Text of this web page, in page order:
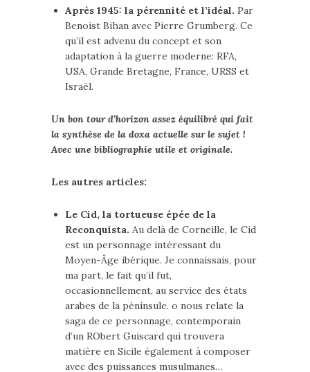
Après 1945: la pérennité et l’idéal. Par
Benoist Bihan avec Pierre Grumberg. Ce
qu’il est advenu du concept et son
adaptation à la guerre moderne: RFA,
USA, Grande Bretagne, France, URSS et
Israël.
Un bon tour d’horizon assez équilibré qui fait
la synthèse de la doxa actuelle sur le sujet !
Avec une bibliographie utile et originale.
Les autres articles:
Le Cid, la tortueuse épée de la
Reconquista. Au delà de Corneille, le Cid
est un personnage intéressant du
Moyen-Âge ibérique. Je connaissais, pour
ma part, le fait qu’il fut,
occasionnellement, au service des états
arabes de la péninsule. o nous relate la
saga de ce personnage, contemporain
d’un RObert Guiscard qui trouvera
matière en Sicile également à composer
avec des puissances musulmanes…